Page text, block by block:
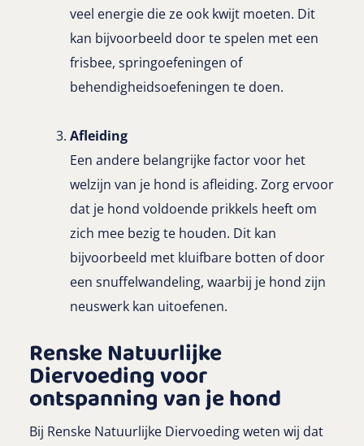
veel energie die ze ook kwijt moeten. Dit
kan bijvoorbeeld door te spelen met een
frisbee, springoefeningen of
behendigheidsoefeningen te doen.
Afleiding
Een andere belangrijke factor voor het
welzijn van je hond is afleiding. Zorg ervoor
dat je hond voldoende prikkels heeft om
zich mee bezig te houden. Dit kan
bijvoorbeeld met kluifbare botten of door
een snuffelwandeling, waarbij je hond zijn
neuswerk kan uitoefenen.
Renske Natuurlijke
Diervoeding voor
ontspanning van je hond
Bij Renske Natuurlijke Diervoeding weten wij dat